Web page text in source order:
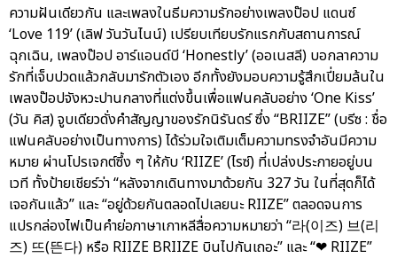
ความฝันเดียวกัน และเพลงในธีมความรักอย่างเพลงป๊อป แดนซ์
‘Love 119’ (เลิฟ วันวันไนน์) เปรียบเทียบรักแรกกับสถานการณ์
ฉุกเฉิน, เพลงป๊อป อาร์แอนด์บี ‘Honestly’ (ออเนสลี) บอกลาความ
รักที่เจ็บปวดแล้วกลับมารักตัวเอง อีกทั้งยังมอบความรู้สึกเปี่ยมล้นใน
เพลงป๊อปจังหวะปานกลางที่แต่งขึ้นเพื่อแฟนคลับอย่าง ‘One Kiss’
(วัน คิส) จูบเดียวดั่งคำสัญญาของรักนิรันดร์ ซึ่ง “BRIIZE” (บรีซ : ชื่อ
แฟนคลับอย่างเป็นทางการ) ได้ร่วมใจเติมเต็มความทรงจำอันมีความ
หมาย ผ่านโปรเจกต์ซึ้ง ๆ ให้กับ ‘RIIZE’ (ไรซ์) ที่เปล่งประกายอยู่บน
เวที ทั้งป้ายเชียร์ว่า “หลังจากเดินทางมาด้วยกัน 327 วัน ในที่สุดก็ได้
เจอกันแล้ว” และ “อยู่ด้วยกันตลอดไปเลยนะ RIIZE” ตลอดจนการ
แปรกล่องไฟเป็นคำย่อภาษาเกาหลีสื่อความหมายว่า “라(이즈) 브(리
즈) 뜨(뜬다) หรือ RIIZE BRIIZE บินไปกันเถอะ” และ “❤ RIIZE”